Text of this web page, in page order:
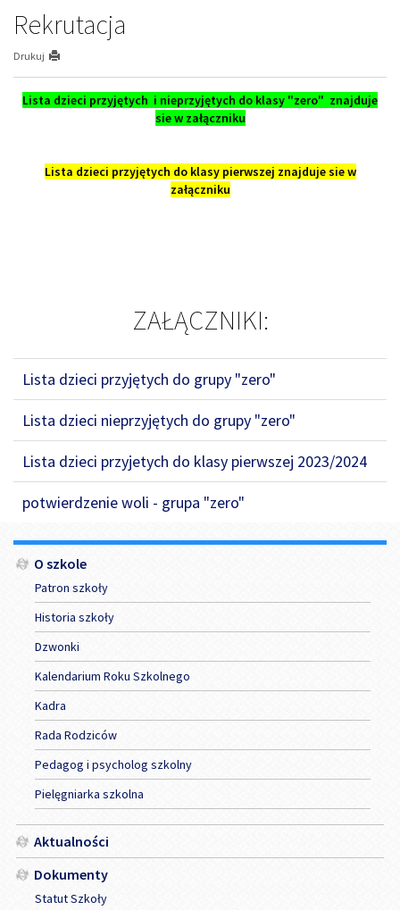
Rekrutacja
Drukuj
Lista dzieci przyjętych i nieprzyjętych do klasy "zero" znajduje
sie w załączniku
Lista dzieci przyjętych do klasy pierwszej znajduje sie w
załączniku
ZAŁĄCZNIKI:
Lista dzieci przyjętych do grupy "zero"
Lista dzieci nieprzyjętych do grupy "zero"
Lista dzieci przyjetych do klasy pierwszej 2023/2024
potwierdzenie woli - grupa "zero"
Menu
O szkole
Patron szkoły
Historia szkoły
Dzwonki
Kalendarium Roku Szkolnego
Kadra
Rada Rodziców
Pedagog i psycholog szkolny
Pielęgniarka szkolna
Aktualności
Dokumenty
Statut Szkoły